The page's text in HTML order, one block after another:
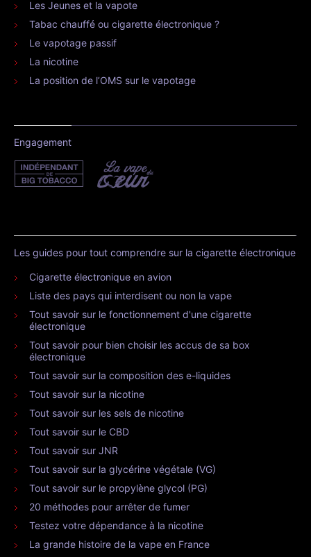
Les Jeunes et la vapote
Tabac chauffé ou cigarette électronique ?
Le vapotage passif
La nicotine
La position de l’OMS sur le vapotage
Engagement
Les guides pour tout comprendre sur la cigarette électronique
Cigarette électronique en avion
Liste des pays qui interdisent ou non la vape
Tout savoir sur le fonctionnement d'une cigarette
électronique
Tout savoir pour bien choisir les accus de sa box
électronique
Tout savoir sur la composition des e-liquides
Tout savoir sur la nicotine
Tout savoir sur les sels de nicotine
Tout savoir sur le CBD
Tout savoir sur JNR
Tout savoir sur la glycérine végétale (VG)
Tout savoir sur le propylène glycol (PG)
20 méthodes pour arrêter de fumer
Testez votre dépendance à la nicotine
La grande histoire de la vape en France